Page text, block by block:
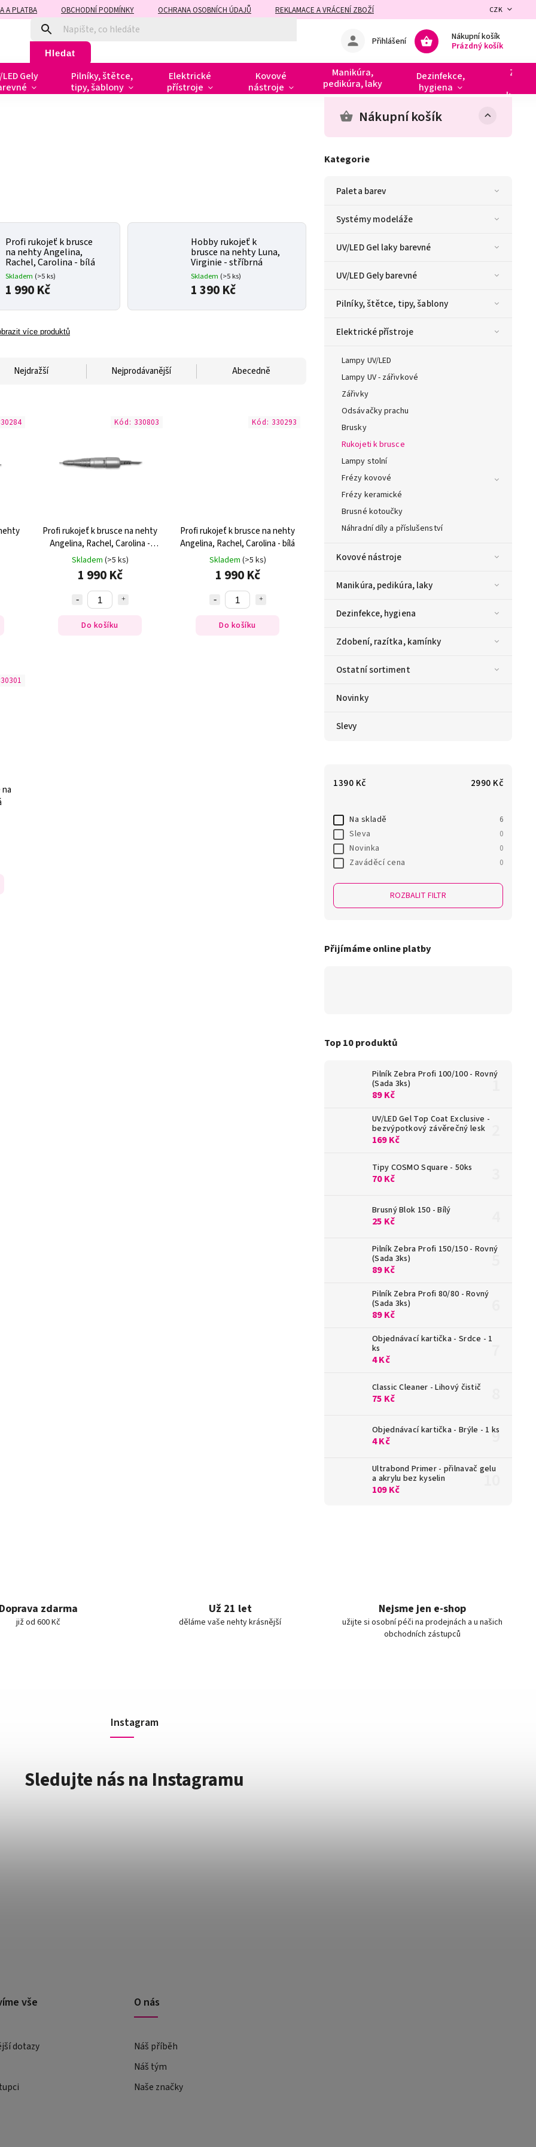
A PLATBA OBCHODNÍ PODMÍNKY OCHRANA OSOBNÍCH ÚDAJŮ
REKLAMACE A VRÁCENÍ ZBOŽÍ
CZK
Hledat
Nákupní košík
Prázdný košík
Přihlášení
LED Gely
Pilníky, štětce,
tipy, šablony
Elektrické
přístroje
Kovové
nástroje
Manikúra,
pedikúra, laky
Dezinfekce,
hygiena
Nákupní košík
Kategorie
Paleta barev
Systémy modeláže
UV/LED Gel laky barevné
UV/LED Gely barevné
Pilníky, štětce, tipy, šablony
Elektrické přístroje
Lampy UV/LED
Lampy UV - zářivkové
Zářivky
Odsávačky prachu
Brusky
Rukojeti k brusce
Lampy stolní
Frézy kovové
Frézy keramické
Brusné kotoučky
Náhradní díly a příslušenství
Kovové nástroje
Manikúra, pedikúra, laky
Dezinfekce, hygiena
Zdobení, razítka, kamínky
Ostatní sortiment
Novinky
Slevy
1390 Kč 2990 Kč
Na skladě 6
Sleva 0
Novinka 0
Zaváděcí cena 0
ROZBALIT FILTR
Přijímáme online platby
Top 10 produktů
Pilník Zebra Profi 100/100 - Rovný
(Sada 3ks)
89 Kč
UV/LED Gel Top Coat Exclusive -
bezvýpotkový závěrečný lesk
169 Kč
Tipy COSMO Square - 50ks
70 Kč
Brusný Blok 150 - Bílý
25 Kč
Pilník Zebra Profi 150/150 - Rovný
(Sada 3ks)
89 Kč
Pilník Zebra Profi 80/80 - Rovný
(Sada 3ks)
89 Kč
Objednávací kartička - Srdce - 1
ks
4 Kč
Classic Cleaner - Lihový čistič
75 Kč
Objednávací kartička - Brýle - 1 ks
4 Kč
Ultrabond Primer - přilnavač gelu
a akrylu bez kyselin
109 Kč
Profi rukojeť k brusce
na nehty Angelina,
Rachel, Carolina - bílá
Skladem (>5 ks)
1 990 Kč
Hobby rukojeť k
brusce na nehty Luna,
Virginie - stříbrná
Skladem (>5 ks)
1 390 Kč
více produktů
Nejdražší Nejprodávanější Abecedně
Profi rukojeť k brusce na nehty
Angelina, Rachel, Carolina -
stříbrná
Skladem (>5 ks)
1 990 Kč
Do košíku
Kód: 330803
Profi rukojeť k brusce na nehty
Angelina, Rachel, Carolina - bílá
Skladem (>5 ks)
1 990 Kč
Do košíku
Kód: 330293
Doprava zdarma
již od 600 Kč
Už 21 let
děláme vaše nehty krásnější
Nejsme jen e-shop
užijte si osobní péči na prodejnách a u našich
obchodních zástupců
Instagram
Sledujte nás na Instagramu
vše
dotazy
O nás
Náš příběh
Náš tým
Naše značky